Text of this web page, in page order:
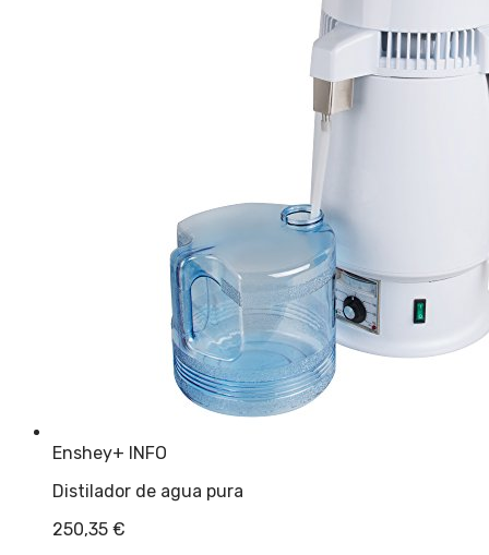
Enshey+ INFO
Distilador de agua pura
250,35 €